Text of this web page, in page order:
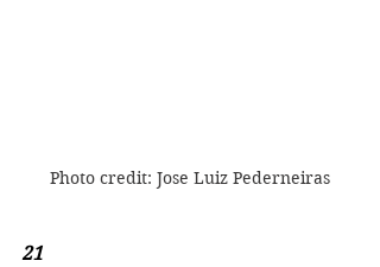
Photo credit: Jose Luiz Pederneiras
21